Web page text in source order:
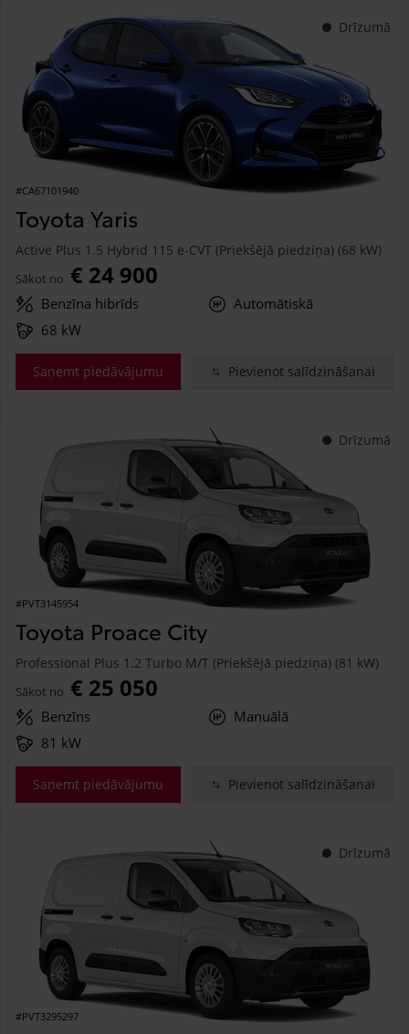
Drīzumā
#CA67101940
Toyota Yaris
Active Plus 1.5 Hybrid 115 e-CVT (Priekšējā piedziņa) (68 kW)
Sākot no € 24 900
Benzīna hibrīds
Automātiskā
68 kW
Saņemt piedāvājumu Pievienot salīdzināšanai
Drīzumā
#PVT3145954
Toyota Proace City
Professional Plus 1.2 Turbo M/T (Priekšējā piedziņa) (81 kW)
Sākot no € 25 050
Benzīns
Manuālā
81 kW
Saņemt piedāvājumu Pievienot salīdzināšanai
Drīzumā
#PVT3295297